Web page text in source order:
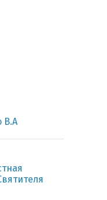
В.А